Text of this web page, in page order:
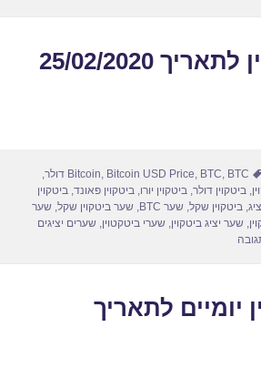
25/02/2020
לתאריך 25/02/2020
תגיות Bitcoin Bitcoin USD Price BTC BTC דולר
ביטקוין דולר ביטקוין יורו ביטקוין פאונד ביטקוין
ביטקוין שקל ,שער BTC ,שער ביטקוין שקל ,שער
,שער יציג ביטקוין ,שערי ביטקטוין ,שערים יציגים
יומיים לתאריך